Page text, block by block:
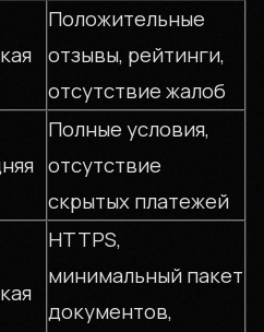
Положительные
отзывы, рейтинги,
отсутствие жалоб
Полные условия,
отсутствие
скрытых платежей
HTTPS,
минимальный пакет
документов,